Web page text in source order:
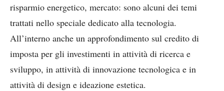
risparmio energetico, mercato: sono alcuni dei temi
trattati nello speciale dedicato alla tecnologia.
All’interno anche un approfondimento sul credito di
imposta per gli investimenti in attività di ricerca e
sviluppo, in attività di innovazione tecnologica e in
attività di design e ideazione estetica.